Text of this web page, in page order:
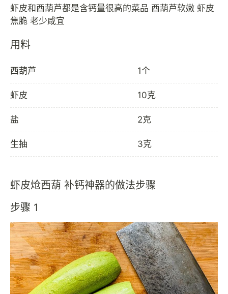
虾皮和西葫芦都是含钙量很高的菜品 西葫芦软嫩 虾皮
用料
西葫芦 1个
虾皮 10克
盐 2克
生抽 3克
虾皮炝西葫 补钙神器的做法步骤
步骤 1